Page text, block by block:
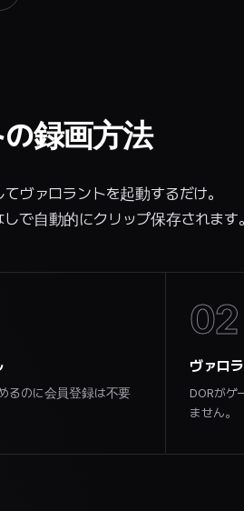
録画方法
ヴァロラントを起動するだけ。
で自動的にクリップ保存されます。
るのに会員登録は不要
02
ヴァロ
DORがゲ
ません。